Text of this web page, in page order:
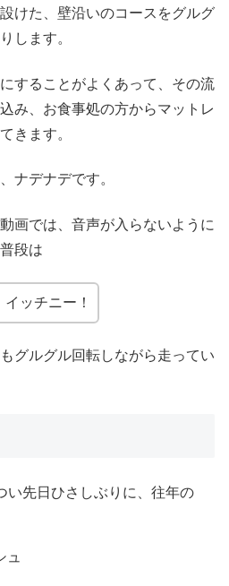
けた、壁沿いのコースをグルグ
します。
することがよくあって、その流
み、お食事処の方からマットレ
きます。
ナデナデです。
画では、音声が入らないように
段は
ッチニー！
グルグル回転しながら走ってい
い先日ひさしぶりに、往年の
ュ